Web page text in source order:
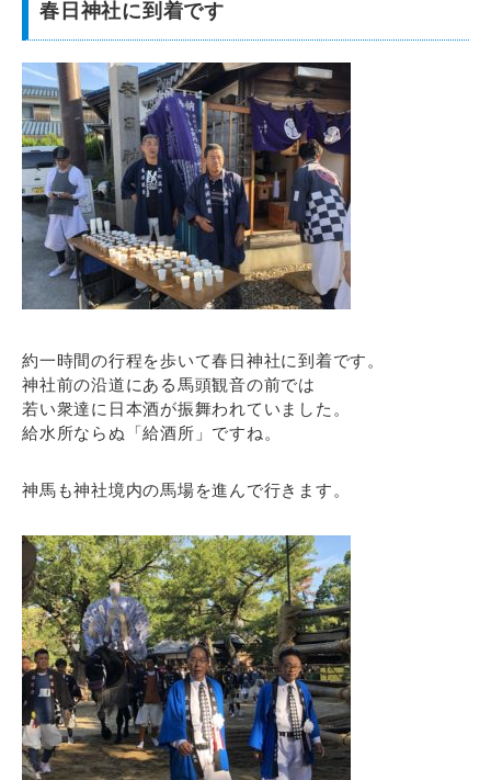
春日神社に到着です
約一時間の行程を歩いて春日神社に到着です。
神社前の沿道にある馬頭観音の前では
若い衆達に日本酒が振舞われていました。
給水所ならぬ「給酒所」ですね。
神馬も神社境内の馬場を進んで行きます。